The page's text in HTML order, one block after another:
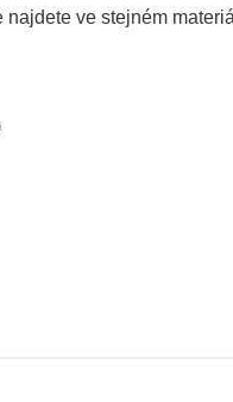
ve stejném